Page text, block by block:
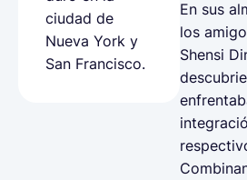
ciudad de
Nueva York y
San Francisco.
En sus
los
Shensi